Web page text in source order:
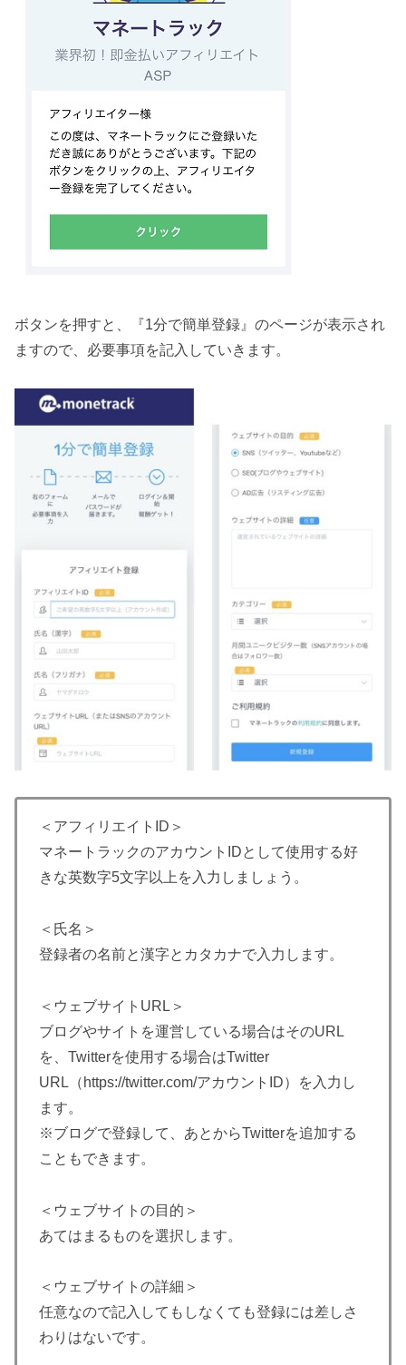
ボタンを押すと、『1分で簡単登録』のページが表示され
ますので、必要事項を記入していきます。
＜アフィリエイトID＞
マネートラックのアカウントIDとして使用する好
きな英数字5文字以上を入力しましょう。
＜氏名＞
登録者の名前と漢字とカタカナで入力します。
＜ウェブサイトURL＞
ブログやサイトを運営している場合はそのURL
を、Twitterを使用する場合はTwitter
URL（https://twitter.com/アカウントID）を入力し
ます。
※ブログで登録して、あとからTwitterを追加する
こともできます。
＜ウェブサイトの目的＞
あてはまるものを選択します。
＜ウェブサイトの詳細＞
任意なので記入してもしなくても登録には差しさ
わりはないです。